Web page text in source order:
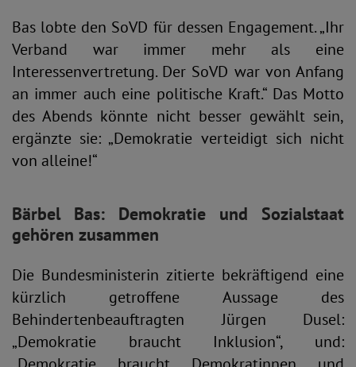
Bas lobte den SoVD für dessen Engagement. „Ihr
Verband war immer mehr als eine
Interessenvertretung. Der SoVD war von Anfang
an immer auch eine politische Kraft.“ Das Motto
des Abends könnte nicht besser gewählt sein,
ergänzte sie: „Demokratie verteidigt sich nicht
von alleine!“
Bärbel Bas: Demokratie und Sozialstaat
gehören zusammen
Die Bundesministerin zitierte bekräftigend eine
kürzlich getroffene Aussage des
Behindertenbeauftragten Jürgen Dusel:
„Demokratie braucht Inklusion“, und: